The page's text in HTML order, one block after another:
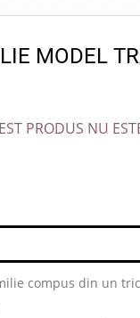
MODEL
PRODUS NU
compus din un